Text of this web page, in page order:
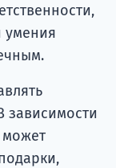
умения
зависимости
может